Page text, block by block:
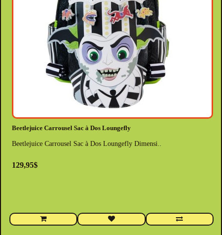
Beetlejuice Carrousel Sac à Dos Loungefly
Beetlejuice Carrousel Sac à Dos Loungefly Dimensi..
129,95$